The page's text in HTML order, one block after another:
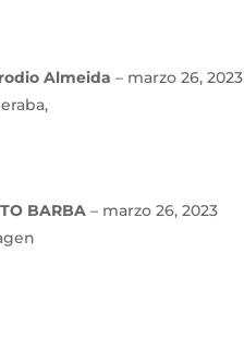
Almeida– marzo 26, 2023
BARBA– marzo 26, 2023